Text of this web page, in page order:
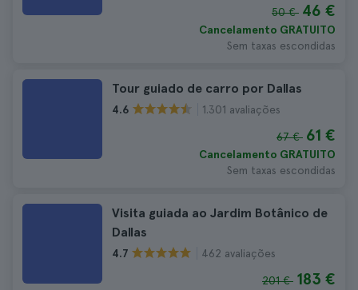
50 € 46 €
Cancelamento GRATUITO
Sem taxas escondidas
Tour guiado de carro por Dallas
4.6 1.301 avaliações
67 € 61 €
Cancelamento GRATUITO
Sem taxas escondidas
Visita guiada ao Jardim Botânico de
Dallas
4.7 462 avaliações
201 € 183 €